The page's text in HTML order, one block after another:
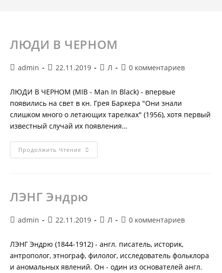
ЛЮДИ В ЧЕРНОМ
Автор
admin
Запись
22.11.2019
Рубрика
Л
Комментарии
записи:
0 комментариев
ЛЮДИ В ЧЕРНОМ (MIB - Man In Black) - впервые
появились на свет в кн. Грея Баркера "Они знали
слишком много о летающих тарелках" (1956), хотя первый
известный случай их появления…
Продолжить Чтение ЛЮДИ
В
ЛЭНГ Эндрю
Автор
admin
Запись
22.11.2019
Рубрика
Л
Комментарии
0 комментариев
ЛЭНГ Эндрю (1844-1912) - англ. писатель, историк,
антрополог, этнограф, филолог, исследователь фольклора
и аномальных явлений. Он - один из основателей англ.